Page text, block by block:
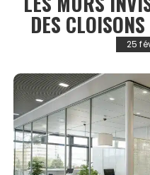
DES
25